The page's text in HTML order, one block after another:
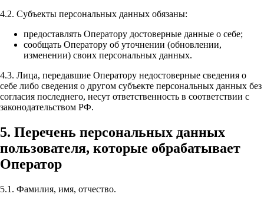
4.2. Субъекты персональных данных обязаны:
предоставлять Оператору достоверные данные о себе;
сообщать Оператору об уточнении (обновлении,
изменении) своих персональных данных.
4.3. Лица, передавшие Оператору недостоверные сведения о
себе либо сведения о другом субъекте персональных данных без
согласия последнего, несут ответственность в соответствии с
законодательством РФ.
5. Перечень персональных данных
пользователя, которые обрабатывает
Оператор
5.1. Фамилия, имя, отчество.